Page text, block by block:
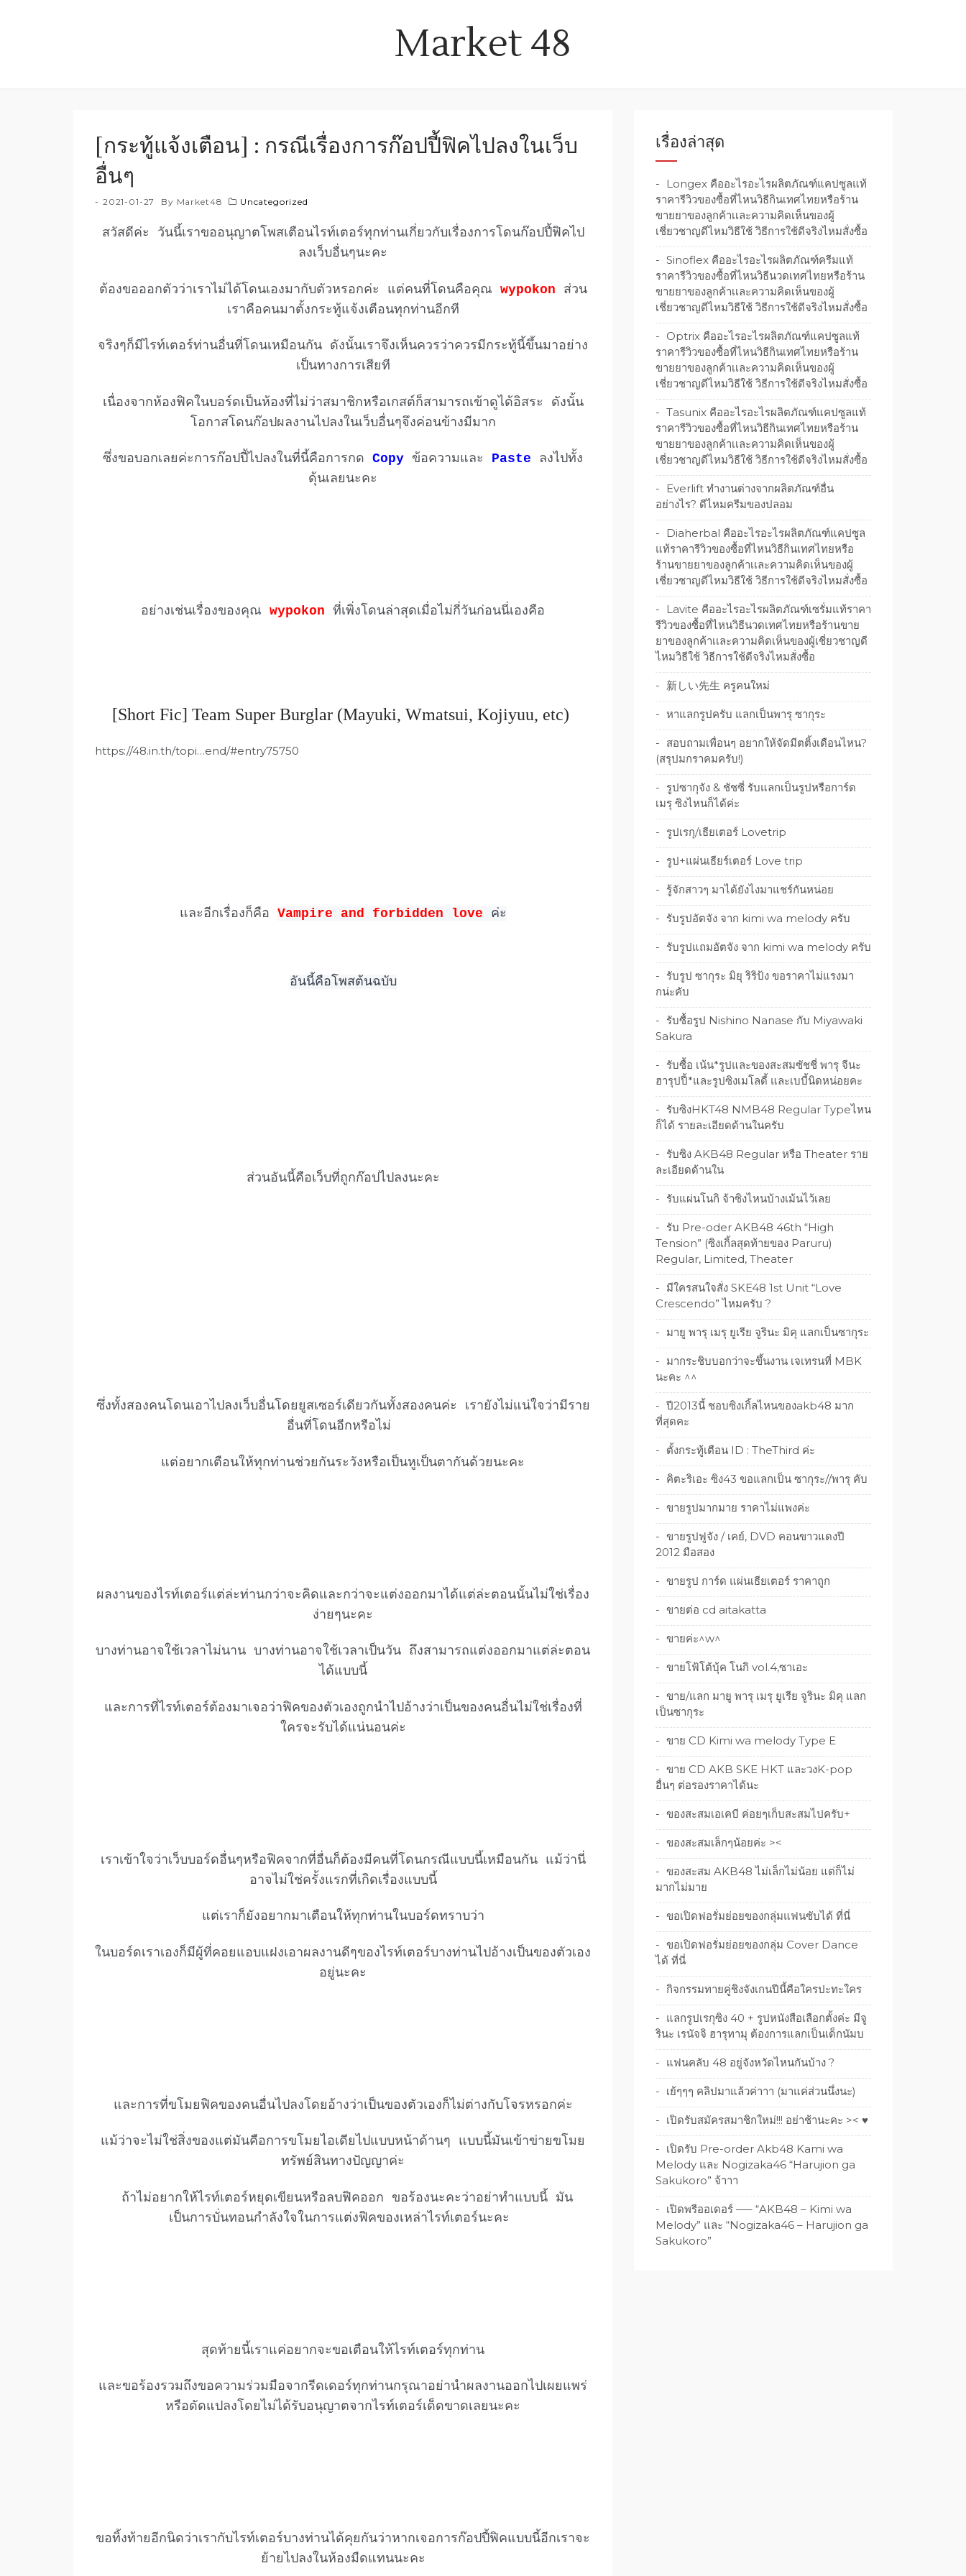
Market 48
[กระทู้แจ้งเตือน] : กรณีเรื่องการก๊อปปี้ฟิคไปลงในเว็บ
อื่นๆ
2021-01-27 By Market48 Uncategorized
สวัสดีค่ะ วันนี้เราขออนุญาตโพสเตือนไรท์เตอร์ทุกท่านเกี่ยวกับเรื่องการโดนก๊อปปี้ฟิคไป
ลงเว็บอื่นๆนะคะ
ต้องขอออกตัวว่าเราไม่ได้โดนเองมากับตัวหรอกค่ะ แต่คนที่โดนคือคุณ wypokon ส่วน
เราคือคนมาตั้งกระทู้แจ้งเตือนทุกท่านอีกที
จริงๆก็มีไรท์เตอร์ท่านอื่นที่โดนเหมือนกัน ดังนั้นเราจึงเห็นควรว่าควรมีกระทู้นี้ขึ้นมาอย่าง
เป็นทางการเสียที
เนื่องจากห้องฟิคในบอร์ดเป็นห้องที่ไม่ว่าสมาชิกหรือเกสต์ก็สามารถเข้าดูได้อิสระ ดังนั้น
โอกาสโดนก๊อปผลงานไปลงในเว็บอื่นๆจึงค่อนข้างมีมาก
ซึ่งขอบอกเลยค่ะการก๊อปปี้ไปลงในที่นี้คือการกด Copy ข้อความและ Paste ลงไปทั้ง
ดุ้นเลยนะคะ
อย่างเช่นเรื่องของคุณ wypokon ที่เพิ่งโดนล่าสุดเมื่อไม่กี่วันก่อนนี่เองคือ
[Short Fic] Team Super Burglar (Mayuki, Wmatsui, Kojiyuu, etc)
https://48.in.th/topi…end/#entry75750
และอีกเรื่องก็คือ Vampire and forbidden love ค่ะ
อันนี้คือโพสต้นฉบับ
ส่วนอันนี้คือเว็บที่ถูกก๊อปไปลงนะคะ
ซึ่งทั้งสองคนโดนเอาไปลงเว็บอื่นโดยยูสเซอร์เดียวกันทั้งสองคนค่ะ เรายังไม่แน่ใจว่ามีราย
อื่นที่โดนอีกหรือไม่
แต่อยากเตือนให้ทุกท่านช่วยกันระวังหรือเป็นหูเป็นตากันด้วยนะคะ
ผลงานของไรท์เตอร์แต่ล่ะท่านกว่าจะคิดและกว่าจะแต่งออกมาได้แต่ล่ะตอนนั้นไม่ใช่เรื่อง
ง่ายๆนะคะ
บางท่านอาจใช้เวลาไม่นาน บางท่านอาจใช้เวลาเป็นวัน ถึงสามารถแต่งออกมาแต่ล่ะตอน
ได้แบบนี้
และการที่ไรท์เตอร์ต้องมาเจอว่าฟิคของตัวเองถูกนำไปอ้างว่าเป็นของคนอื่นไม่ใช่เรื่องที่
ใครจะรับได้แน่นอนค่ะ
เราเข้าใจว่าเว็บบอร์ดอื่นๆหรือฟิคจากที่อื่นก็ต้องมีคนที่โดนกรณีแบบนี้เหมือนกัน แม้ว่านี่
อาจไม่ใช่ครั้งแรกที่เกิดเรื่องแบบนี้
แต่เราก็ยังอยากมาเตือนให้ทุกท่านในบอร์ดทราบว่า
ในบอร์ดเราเองก็มีผู้ที่คอยแอบแฝงเอาผลงานดีๆของไรท์เตอร์บางท่านไปอ้างเป็นของตัวเอง
อยู่นะคะ
และการที่ขโมยฟิคของคนอื่นไปลงโดยอ้างว่าเป็นของตัวเองก็ไม่ต่างกับโจรหรอกค่ะ
แม้ว่าจะไม่ใช่สิ่งของแต่มันคือการขโมยไอเดียไปแบบหน้าด้านๆ แบบนี้มันเข้าข่ายขโมย
ทรัพย์สินทางปัญญาค่ะ
ถ้าไม่อยากให้ไรท์เตอร์หยุดเขียนหรือลบฟิคออก ขอร้องนะคะว่าอย่าทำแบบนี้ มัน
เป็นการบั่นทอนกำลังใจในการแต่งฟิคของเหล่าไรท์เตอร์นะคะ
สุดท้ายนี้เราแค่อยากจะขอเตือนให้ไรท์เตอร์ทุกท่าน
และขอร้องรวมถึงขอความร่วมมือจากรีดเดอร์ทุกท่านกรุณาอย่านำผลงานออกไปเผยแพร่
หรือดัดแปลงโดยไม่ได้รับอนุญาตจากไรท์เตอร์เด็ดขาดเลยนะคะ
ขอทิ้งท้ายอีกนิดว่าเรากับไรท์เตอร์บางท่านได้คุยกันว่าหากเจอการก๊อปปี้ฟิคแบบนี้อีกเราจะ
ย้ายไปลงในห้องมืดแทนนะคะ
เรื่องล่าสุด
Longex คืออะไรอะไรผลิตภัณฑ์แคปซูลแท้
ราคารีวิวของซื้อที่ไหนวิธีกินเทศไทยหรือร้าน
ขายยาของลูกค้าเเละความคิดเห็นของผู้
เชี่ยวชาญดีไหมวิธีใช้ วิธีการใช้ดีจริงไหมสั่งซื้อ
Sinoflex คืออะไรอะไรผลิตภัณฑ์ครีมแท้
ราคารีวิวของซื้อที่ไหนวิธีนวดเทศไทยหรือร้าน
ขายยาของลูกค้าเเละความคิดเห็นของผู้
เชี่ยวชาญดีไหมวิธีใช้ วิธีการใช้ดีจริงไหมสั่งซื้อ
Optrix คืออะไรอะไรผลิตภัณฑ์แคปซูลแท้
ราคารีวิวของซื้อที่ไหนวิธีกินเทศไทยหรือร้าน
ขายยาของลูกค้าเเละความคิดเห็นของผู้
เชี่ยวชาญดีไหมวิธีใช้ วิธีการใช้ดีจริงไหมสั่งซื้อ
Tasunix คืออะไรอะไรผลิตภัณฑ์แคปซูลแท้
ราคารีวิวของซื้อที่ไหนวิธีกินเทศไทยหรือร้าน
ขายยาของลูกค้าเเละความคิดเห็นของผู้
เชี่ยวชาญดีไหมวิธีใช้ วิธีการใช้ดีจริงไหมสั่งซื้อ
Everlift ทำงานต่างจากผลิตภัณฑ์อื่น
อย่างไร? ดีไหมครีมของปลอม
Diaherbal คืออะไรอะไรผลิตภัณฑ์แคปซูล
แท้ราคารีวิวของซื้อที่ไหนวิธีกินเทศไทยหรือ
ร้านขายยาของลูกค้าเเละความคิดเห็นของผู้
เชี่ยวชาญดีไหมวิธีใช้ วิธีการใช้ดีจริงไหมสั่งซื้อ
Lavite คืออะไรอะไรผลิตภัณฑ์เซรั่มแท้ราคา
รีวิวของซื้อที่ไหนวิธีนวดเทศไทยหรือร้านขาย
ยาของลูกค้าเเละความคิดเห็นของผู้เชี่ยวชาญดี
ไหมวิธีใช้ วิธีการใช้ดีจริงไหมสั่งซื้อ
新しい先生 ครูคนใหม่
หาแลกรูปครับ แลกเป็นพารุ ซากุระ
สอบถามเพื่อนๆ อยากให้จัดมีตติ้งเดือนไหน?
(สรุปมกราคมครับ!)
รูปซากุจัง & ชัชซี่ รับแลกเป็นรูปหรือการ์ด
เมรุ ซิงไหนก็ได้ค่ะ
รูปเรกุ/เธียเตอร์ Lovetrip
รูป+แผ่นเธียร์เตอร์ Love trip
รู้จักสาวๆ มาได้ยังไงมาแชร์กันหน่อย
รับรูปอัตจัง จาก kimi wa melody ครับ
รับรูปแถมอัตจัง จาก kimi wa melody ครับ
รับรูป ซากุระ มิยุ ริริป้ง ขอราคาไม่แรงมา
กน่ะคับ
รับซื้อรูป Nishino Nanase กับ Miyawaki
Sakura
รับซื้อ เน้น*รูปและของสะสมซัชชี่ พารุ จีนะ
ฮารุปปี้*และรูปซิงเมโลดี้ และเบบี้นิดหน่อยคะ
รับซิงHKT48 NMB48 Regular Typeไหน
ก็ได้ รายละเอียดด้านในครับ
รับซิง AKB48 Regular หรือ Theater ราย
ละเอียดด้านใน
รับแผ่นโนกิ จ้าซิงไหนบ้างเม้นไว้เลย
รับ Pre-oder AKB48 46th “High
Tension” (ซิงเกิ้ลสุดท้ายของ Paruru)
Regular, Limited, Theater
มีใครสนใจสั่ง SKE48 1st Unit “Love
Crescendo” ไหมครับ ?
มายู พารุ เมรุ ยูเรีย จูรินะ มิคุ แลกเป็นซากุระ
มากระชิบบอกว่าจะขึ้นงาน เจเทรนที่ MBK
นะคะ ^^
ปี2013นี้ ชอบซิงเกิ้ลไหนของakb48 มาก
ที่สุดคะ
ตั้งกระทู้เตือน ID : TheThird ค่ะ
คิตะริเอะ ซิง43 ขอแลกเป็น ซากุระ//พารุ คับ
ขายรูปมากมาย ราคาไม่แพงค่ะ
ขายรูปฟูจัง / เคย์, DVD คอนขาวแดงปี
2012 มือสอง
ขายรูป การ์ด แผ่นเธียเตอร์ ราคาถูก
ขายต่อ cd aitakatta
ขายค่ะ^w^
ขายโฟ้โต้บุ้ค โนกิ vol.4,ซาเอะ
ขาย/แลก มายู พารุ เมรุ ยูเรีย จูรินะ มิคุ แลก
เป็นซากุระ
ขาย CD Kimi wa melody Type E
ขาย CD AKB SKE HKT และวงK-pop
อื่นๆ ต่อรองราคาได้นะ
ของสะสมเอเคบี ค่อยๆเก็บสะสมไปครับ+
ของสะสมเล็กๆน้อยค่ะ ><
ของสะสม AKB48 ไม่เล็กไม่น้อย แต่ก็ไม่
มากไม่มาย
ขอเปิดฟอรั่มย่อยของกลุ่มแฟนซับได้ ที่นี่
ขอเปิดฟอรั่มย่อยของกลุ่ม Cover Dance
ได้ ที่นี่
กิจกรรมทายคู่ชิงจังเกนปีนี้คือใครปะทะใคร
แลกรูปเรกุซิง 40 + รูปหนังสือเลือกตั้งค่ะ มีจู
รินะ เรนัจจิ ฮารุทามุ ต้องการแลกเป็นเด็กนัมบ
แฟนคลับ 48 อยู่จังหวัดไหนกันบ้าง ?
เย้ๆๆๆ คลิปมาแล้วค่าาา (มาแค่ส่วนนึ่งนะ)
เปิดรับสมัครสมาชิกใหม่!!! อย่าช้านะคะ >< ♥
เปิดรับ Pre-order Akb48 Kami wa
Melody และ Nogizaka46 “Harujion ga
Sakukoro” จ้าาา
เปิดพรีออเดอร์ —– “AKB48 – Kimi wa
Melody” และ “Nogizaka46 – Harujion ga
Sakukoro”